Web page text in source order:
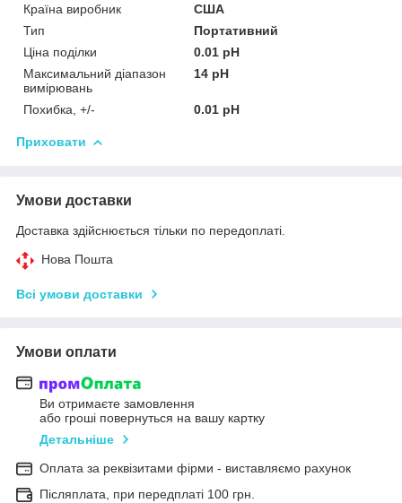
Країна виробник
США
Тип
Портативний
Ціна поділки
0.01 pH
Максимальний діапазон
вимірювань
14 pH
Похибка, +/- 0.01 pH
Приховати
Умови доставки
Доставка здійснюється тільки по передоплаті.
Нова Пошта
Всі умови доставки
Умови оплати
Ви отримаєте замовлення
або гроші повернуться на вашу картку
Детальніше
Оплата за реквізитами фірми - виставляємо рахунок
Післяплата, при передплаті 100 грн.